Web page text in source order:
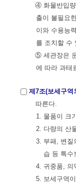
④ 화물반입량
출이 불필요
이와 수용능
를 조치할 수
⑤ 세관장은
에 따라 과태
제7조(보세구역
따른다.
1. 물품이 크
2. 다량의 산
3. 부패, 변질
습 등 특
4. 귀중품, 의
5. 보세구역